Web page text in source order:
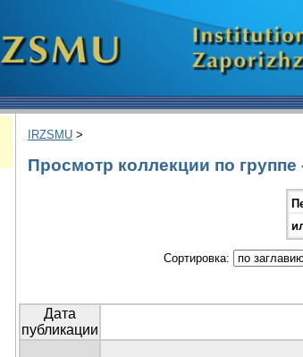
IRZSMU >
Просмотр коллекции по
Сортировка:
Дата
публикации